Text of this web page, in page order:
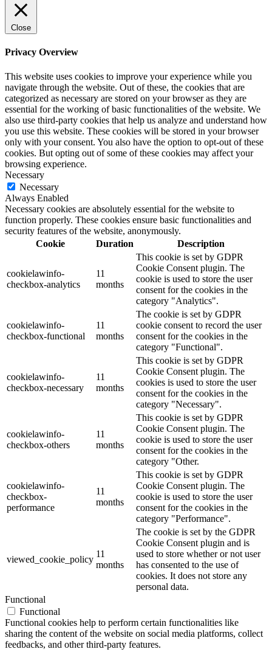
Close
Privacy Overview
This website uses cookies to improve your experience while you
navigate through the website. Out of these, the cookies that are
categorized as necessary are stored on your browser as they are
essential for the working of basic functionalities of the website. We
also use third-party cookies that help us analyze and understand how
you use this website. These cookies will be stored in your browser
only with your consent. You also have the option to opt-out of these
cookies. But opting out of some of these cookies may affect your
browsing experience.
Necessary
Necessary
Always Enabled
Necessary cookies are absolutely essential for the website to
function properly. These cookies ensure basic functionalities and
security features of the website, anonymously.
Cookie
Duration Description
cookielawinfo-
checkbox-analytics
11
months
This cookie is set by GDPR
Cookie Consent plugin. The
cookie is used to store the user
consent for the cookies in the
category "Analytics".
cookielawinfo-
checkbox-functional
11
months
The cookie is set by GDPR
cookie consent to record the user
consent for the cookies in the
category "Functional".
cookielawinfo-
checkbox-necessary
11
months
This cookie is set by GDPR
Cookie Consent plugin. The
cookies is used to store the user
consent for the cookies in the
category "Necessary".
cookielawinfo-
checkbox-others
11
months
This cookie is set by GDPR
Cookie Consent plugin. The
cookie is used to store the user
consent for the cookies in the
category "Other.
cookielawinfo-
checkbox-
performance
11
months
This cookie is set by GDPR
Cookie Consent plugin. The
cookie is used to store the user
consent for the cookies in the
category "Performance".
viewed_cookie_policy
11
months
The cookie is set by the GDPR
Cookie Consent plugin and is
used to store whether or not user
has consented to the use of
cookies. It does not store any
personal data.
Functional
Functional
Functional cookies help to perform certain functionalities like
sharing the content of the website on social media platforms, collect
feedbacks, and other third-party features.